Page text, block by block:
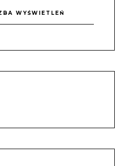
WYŚWIETLEŃ